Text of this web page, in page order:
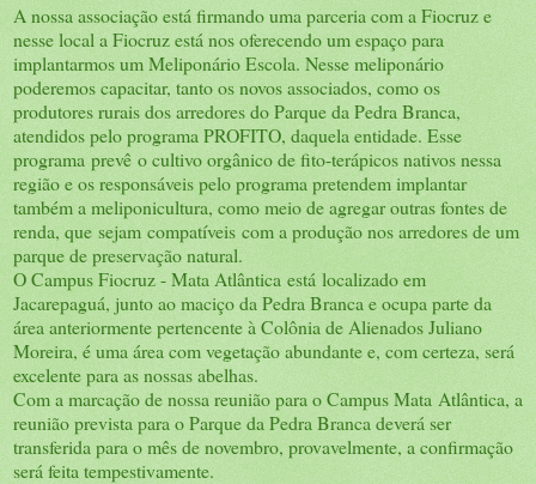
A nossa associação está firmando uma parceria com a Fiocruz e
nesse local a Fiocruz está nos oferecendo um espaço para
implantarmos um Meliponário Escola. Nesse meliponário
poderemos capacitar, tanto os novos associados, como os
produtores rurais dos arredores do Parque da Pedra Branca,
atendidos pelo programa PROFITO, daquela entidade. Esse
programa prevê o cultivo orgânico de fito-terápicos nativos nessa
região e os responsáveis pelo programa pretendem implantar
também a meliponicultura, como meio de agregar outras fontes de
renda, que sejam compatíveis com a produção nos arredores de um
parque de preservação natural.
O Campus Fiocruz - Mata Atlântica está localizado em
Jacarepaguá, junto ao maciço da Pedra Branca e ocupa parte da
área anteriormente pertencente à Colônia de Alienados Juliano
Moreira, é uma área com vegetação abundante e, com certeza, será
excelente para as nossas abelhas.
Com a marcação de nossa reunião para o Campus Mata Atlântica, a
reunião prevista para o Parque da Pedra Branca deverá ser
transferida para o mês de novembro, provavelmente, a confirmação
será feita tempestivamente.